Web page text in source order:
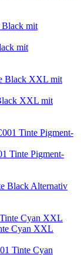
mit
XXL mit
Tinte Pigment-
Alternativ
Cyan XXL